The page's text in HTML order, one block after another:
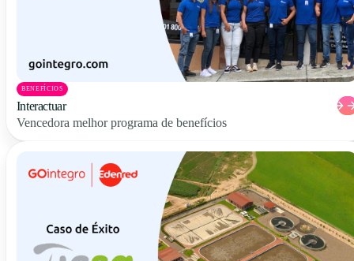
BENEFÍCIOS
Interactuar
Vencedora melhor programa de benefícios